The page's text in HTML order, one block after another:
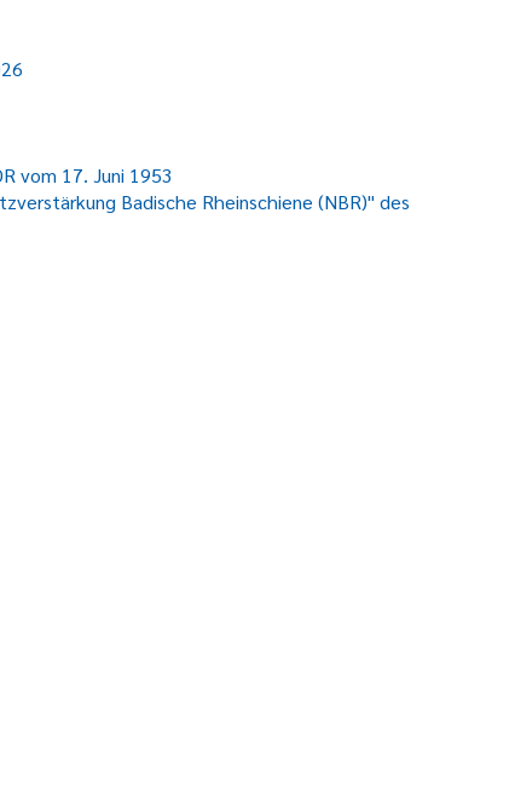
vom 17. Juni 1953
Badische Rheinschiene (NBR)" des